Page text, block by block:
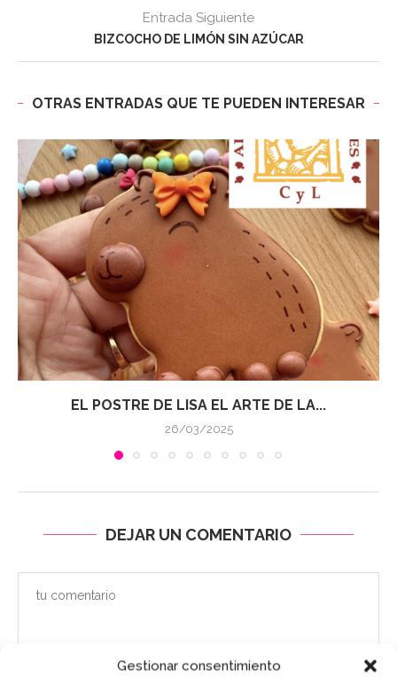
Gestionar consentimiento
Entrada Siguiente
BIZCOCHO DE LIMÓN SIN AZÚCAR
OTRAS ENTRADAS QUE TE PUEDEN INTERESAR
EL POSTRE DE LISA EL ARTE DE LA...
26/03/2025
DEJAR UN COMENTARIO